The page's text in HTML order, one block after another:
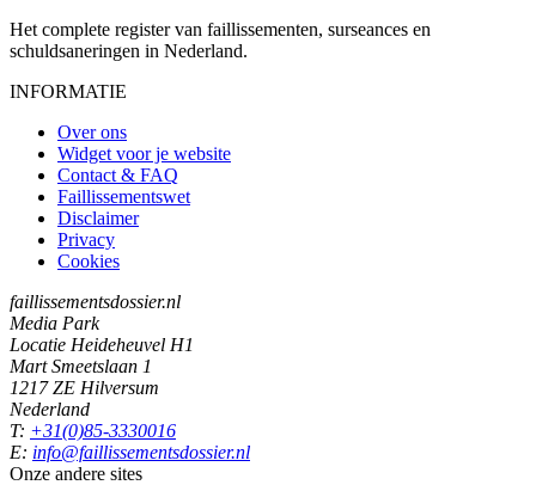
Het complete register van faillissementen, surseances en
schuldsaneringen in Nederland.
INFORMATIE
Over ons
Widget voor je website
Contact & FAQ
Faillissementswet
Disclaimer
Privacy
Cookies
faillissementsdossier.nl
Media Park
Locatie Heideheuvel H1
Mart Smeetslaan 1
1217 ZE Hilversum
Nederland
T: +31(0)85-3330016
E: info@faillissementsdossier.nl
Onze andere sites